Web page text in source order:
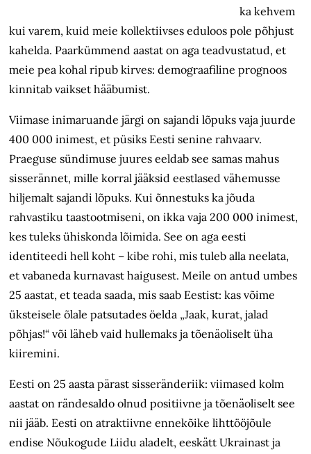
ka kehvem
kui varem, kuid meie kollektiivses eduloos pole põhjust
kahelda. Paarkümmend aastat on aga teadvustatud, et
meie pea kohal ripub kirves: demograafiline prognoos
kinnitab vaikset hääbumist.
Viimase inimaruande järgi on sajandi lõpuks vaja juurde
400 000 inimest, et püsiks Eesti senine rahvaarv.
Praeguse sündimuse juures eeldab see samas mahus
sisserännet, mille korral jääksid eestlased vähemusse
hiljemalt sajandi lõpuks. Kui õnnestuks ka jõuda
rahvastiku taastootmiseni, on ikka vaja 200 000 inimest,
kes tuleks ühiskonda lõimida. See on aga eesti
identiteedi hell koht – kibe rohi, mis tuleb alla neelata,
et vabaneda kurnavast haigusest. Meile on antud umbes
25 aastat, et teada saada, mis saab Eestist: kas võime
üksteisele õlale patsutades öelda „Jaak, kurat, jalad
põhjas!“ või läheb vaid hullemaks ja tõenäoliselt üha
kiiremini.
Eesti on 25 aasta pärast sisseränderiik: viimased kolm
aastat on rändesaldo olnud positiivne ja tõenäoliselt see
nii jääb. Eesti on atraktiivne ennekõike lihttööjõule
endise Nõukogude Liidu aladelt, eeskätt Ukrainast ja